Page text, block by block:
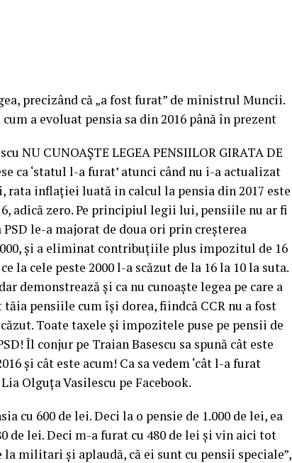
precizând că „a fost furat” de ministrul Muncii.
a evoluat pensia sa din 2016 până în prezent
NU CUNOAȘTE LEGEA PENSIILOR GIRATA DE
ca ‘statul l-a furat’ atunci când nu i-a actualizat
inflaţiei luată in calcul la pensia din 2017 este
adică zero.Pe principiul legii lui, pensiile nu ar fi
le-a majorat de doua ori prin creşterea
şi a eliminat contribuţiile plus impozitul de 16
la cele peste 2000 l-a scăzut de la 16 la 10 la suta.
demonstrează şi ca nu cunoaşte legea pe care a
pensiile cum îşi dorea, fiindcă CCR nu a fost
Toate taxele şi impozitele puse pe pensii de
Îl conjur pe Traian Basescu sa spună cât este
şi cât este acum! Ca sa vedem ‘cât l-a furat
Olguţa Vasilescu pe Facebook.
cu 600 de lei. Deci la o pensie de 1.000 de lei, ea
de lei. Deci m-a furat cu 480 de lei şi vin aici tot
militari şi aplaudă, că ei sunt cu pensii speciale”,